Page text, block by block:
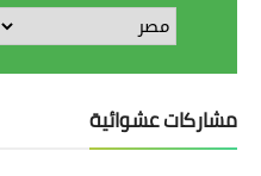
مشاركات عشوائية